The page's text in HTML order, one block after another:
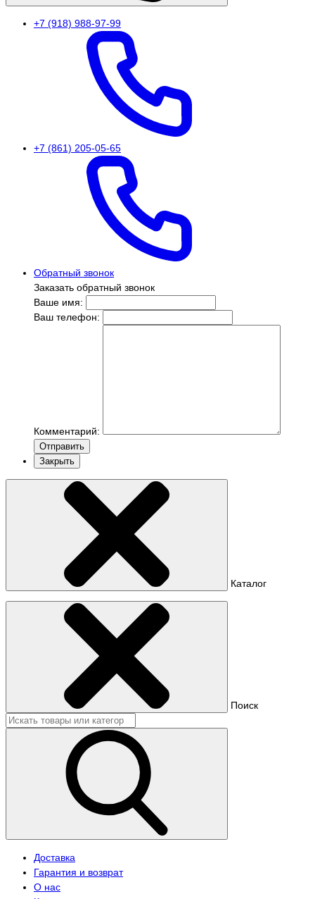
+7 (918) 988-97-99
+7 (861) 205-05-65
Обратный звонок
Заказать обратный звонок
Ваше имя:
Ваш телефон:
Комментарий:
Отправить
Закрыть
Каталог
Поиск
Доставка
Гарантия и возврат
О нас